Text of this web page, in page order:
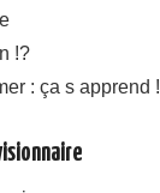
!?
: ça s apprend !